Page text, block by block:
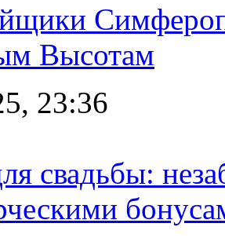
Высотам
23:36
свадьбы: